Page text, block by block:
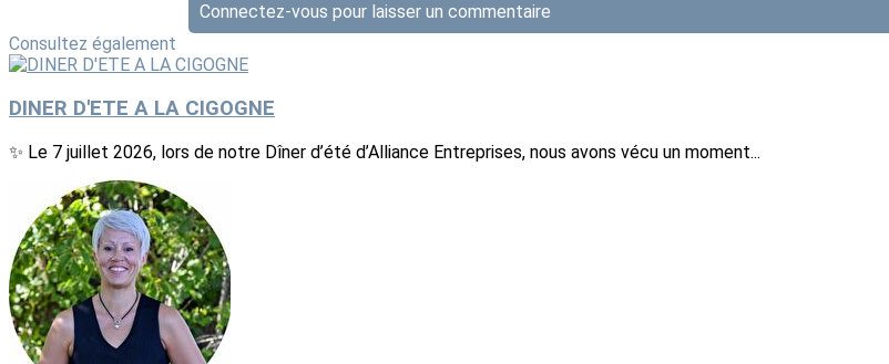
Connectez-vous pour laisser un commentaire
Consultez également
DINER D'ETE A LA CIGOGNE
✨ Le 7 juillet 2026, lors de notre Dîner d’été d’Alliance Entreprises, nous avons vécu un moment...